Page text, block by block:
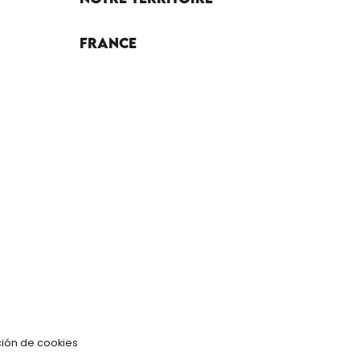
France
de cookies